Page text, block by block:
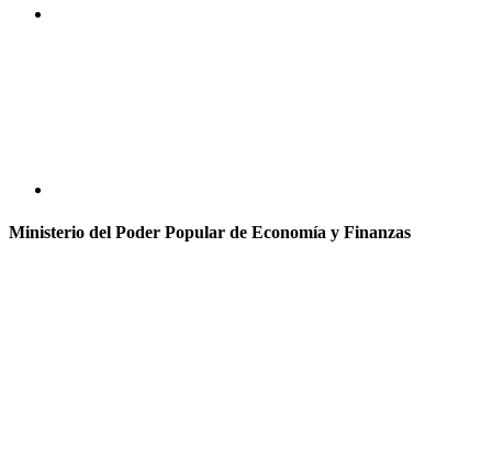
Ministerio del Poder Popular de Economía y Finanzas